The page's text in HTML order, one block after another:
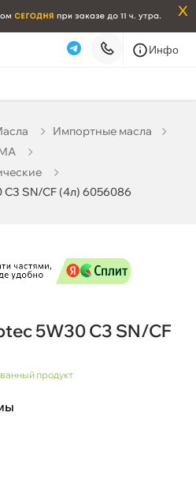
x
Инфо
Импортные масла
C3 SN/CF (4л) 6056086
5W30 C3 SN/CF
продукт
Завтра, 08.08 (при заказе от 2000₽)
Сегодня, 07.08
Список